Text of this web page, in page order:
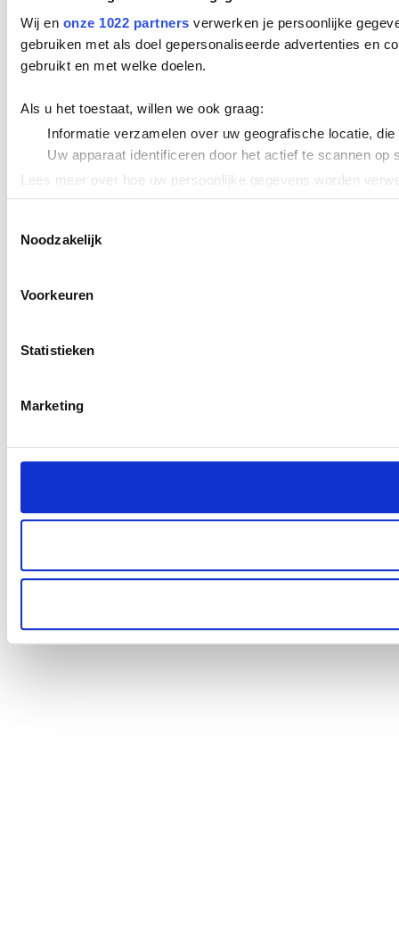
Wij en onze 1022 partners verwerken je persoonlijke
gebruiken met als doel gepersonaliseerde advertenties en
gebruikt en met welke doelen.
Als u het toestaat, willen we ook graag:
Informatie verzamelen over uw geografische locatie,
Uw apparaat identificeren door het actief te scannen op
Lees meer over hoe uw persoonlijke gegevens worden
We gebruiken cookies om content en advertenties te
verstrekt of die ze hebben verzameld op basis van uw
Noodzakelijk
Voorkeuren
Statistieken
Marketing